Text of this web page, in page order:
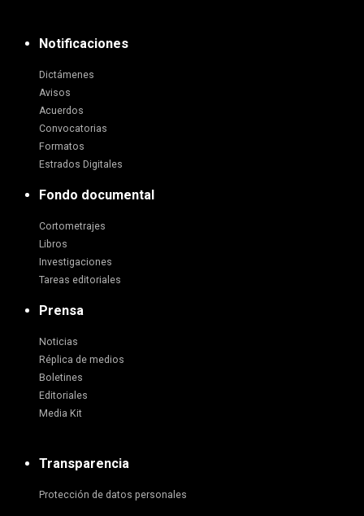
Notificaciones
Dictámenes
Avisos
Acuerdos
Convocatorias
Formatos
Estrados Digitales
Fondo documental
Cortometrajes
Libros
Investigaciones
Tareas editoriales
Prensa
Noticias
Réplica de medios
Boletines
Editoriales
Media Kit
Transparencia
Protección de datos personales